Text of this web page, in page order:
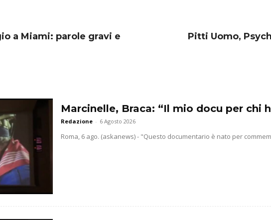
a Miami: parole gravi e
Pitti Uomo,
Marcinelle, Braca: “Il mio docu per chi
Redazione - 6 Agosto 2026
Roma, 6 ago. (askanews) - "Questo documentario è nato per